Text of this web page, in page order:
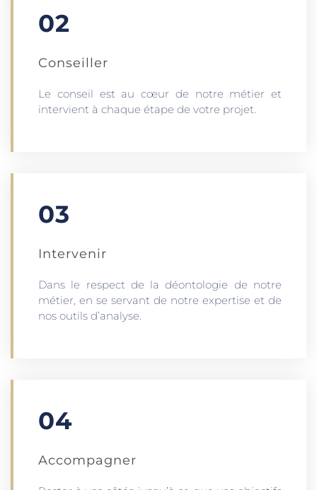
02
Conseiller
Le conseil est au cœur de notre métier et
intervient à chaque étape de votre projet.
03
Intervenir
Dans le respect de la déontologie de notre
métier, en se servant de notre expertise et de
nos outils d’analyse.
04
Accompagner